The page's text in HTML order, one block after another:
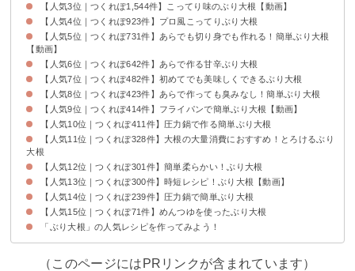
【人気3位｜つくれぽ1,544件】こってり味のぶり大根【動画】
【人気4位｜つくれぽ923件】プロ風こってりぶり大根
【人気5位｜つくれぽ731件】あらでも切り身でも作れる！簡単ぶり大根
【動画】
【人気6位｜つくれぽ642件】あらで作る甘辛ぶり大根
【人気7位｜つくれぽ482件】初めてでも美味しくできるぶり大根
【人気8位｜つくれぽ423件】あらで作っても臭みなし！簡単ぶり大根
【人気9位｜つくれぽ414件】フライパンで簡単ぶり大根【動画】
【人気10位｜つくれぽ411件】圧力鍋で作る簡単ぶり大根
【人気11位｜つくれぽ328件】大根の大量消費におすすめ！とろけるぶり
大根
【人気12位｜つくれぽ301件】簡単柔らかい！ぶり大根
【人気13位｜つくれぽ300件】時短レシピ！ぶり大根【動画】
【人気14位｜つくれぽ239件】圧力鍋で簡単ぶり大根
【人気15位｜つくれぽ71件】めんつゆを使ったぶり大根
「ぶり大根」の人気レシピを作ってみよう！
（このページにはPRリンクが含まれています）